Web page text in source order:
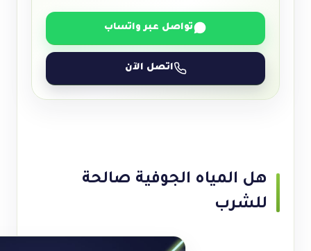
تواصل عبر واتساب
اتصل الآن
هل المياه الجوفية صالحة
للشرب